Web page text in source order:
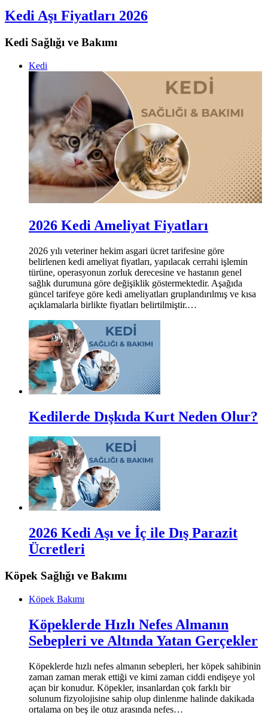
Kedi Aşı Fiyatları 2026
Kedi Sağlığı ve Bakımı
Kedi
2026 Kedi Ameliyat Fiyatları
2026 yılı veteriner hekim asgari ücret tarifesine göre
belirlenen kedi ameliyat fiyatları, yapılacak cerrahi işlemin
türüne, operasyonun zorluk derecesine ve hastanın genel
sağlık durumuna göre değişiklik göstermektedir. Aşağıda
güncel tarifeye göre kedi ameliyatları gruplandırılmış ve kısa
açıklamalarla birlikte fiyatları belirtilmiştir.…
Kedilerde Dışkıda Kurt Neden Olur?
2026 Kedi Aşı ve İç ile Dış Parazit
Ücretleri
Köpek Sağlığı ve Bakımı
Köpek Bakımı
Köpeklerde Hızlı Nefes Almanın
Sebepleri ve Altında Yatan Gerçekler
Köpeklerde hızlı nefes almanın sebepleri, her köpek sahibinin
zaman zaman merak ettiği ve kimi zaman ciddi endişeye yol
açan bir konudur. Köpekler, insanlardan çok farklı bir
solunum fizyolojisine sahip olup dinlenme halinde dakikada
ortalama on beş ile otuz arasında nefes…